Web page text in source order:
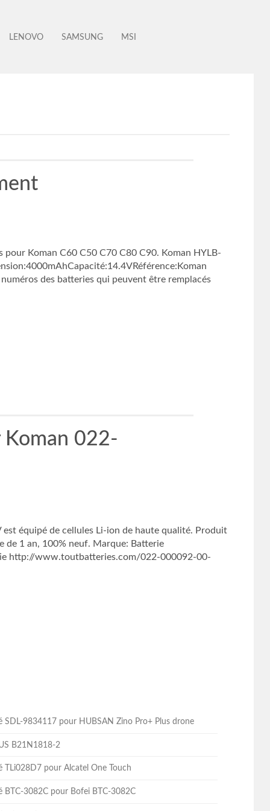
LENOVO SAMSUNG MSI
Koman C60 C50 C70 C80 C90. Koman HYLB-
des batteries qui peuvent être remplacés
022-
équipé de cellules Li-ion de haute qualité. Produit
de 1 an, 100% neuf. Marque: Batterie
http://www.toutbatteries.com/022-000092-00-
SDL-9834117 pour HUBSAN Zino Pro+ Plus drone
B21N1818-2
TLi028D7 pour Alcatel One Touch
BTC-3082C pour Bofei BTC-3082C